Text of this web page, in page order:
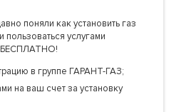
поняли как установить газ
пользоваться услугами
БЕСПЛАТНО!
в группе ГАРАНТ-ГАЗ;
на ваш счет за установку